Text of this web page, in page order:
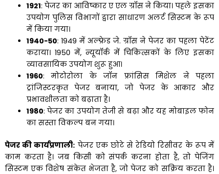
1921: पेजर का आविष्कार ए एल ग्रॉस ने किया। पहले इसका
उपयोग पुलिस विभागों द्वारा साधारण अलर्ट सिस्टम के रूप
में किया गया।
1940-50: 1949 में अल्फ्रेड जे. ग्रॉस ने पेजर का पहला पेटेंट
कराया। 1950 में, न्यूयॉर्क में चिकित्सकों के लिए इसका
व्यावसायिक उपयोग शुरू हुआ।
1960: मोटोरोला के जॉन फ्रांसिस मिशेल ने पहला
ट्रांजिस्टरकृत पेजर बनाया, जो पेजर के आकार और
प्रभावशीलता को बढ़ाता है।
1980: पेजर का उपयोग तेजी से बढ़ा और यह मोबाइल फोन
का सस्ता विकल्प बन गया।
पेजर की कार्यप्रणाली: पेजर एक छोटे से रेडियो रिसीवर के रूप में
काम करता है। जब किसी को संपर्क करना होता है, तो पेजिंग
सिस्टम एक विशेष संकेत भेजता है, जो पेजर को सक्रिय करता है।